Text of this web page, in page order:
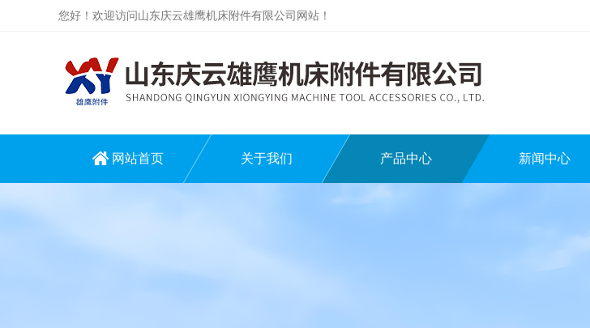
您好！欢迎访问山东庆云雄鹰机床附件有限公司网站！
网站首页 关于我们 产品中心 新闻中心